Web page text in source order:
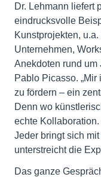
Dr. Lehmann liefert
eindrucksvolle
Kunstprojekten,
Unternehmen,
Anekdoten rund um
Pablo Picasso.
zu fördern – ein
Denn wo
echte
Jeder bringt sich
unterstreicht die
Das ganze